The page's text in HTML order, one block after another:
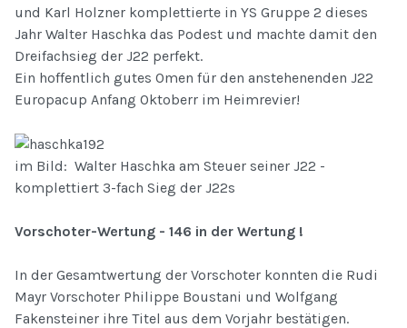
und Karl Holzner komplettierte in YS Gruppe 2 dieses
Jahr Walter Haschka das Podest und machte damit den
Dreifachsieg der J22 perfekt.
Ein hoffentlich gutes Omen für den anstehenenden J22
Europacup Anfang Oktoberr im Heimrevier!
im Bild: Walter Haschka am Steuer seiner J22 -
komplettiert 3-fach Sieg der J22s
Vorschoter-Wertung - 146 in der Wertung !
In der Gesamtwertung der Vorschoter konnten die Rudi
Mayr Vorschoter Philippe Boustani und Wolfgang
Fakensteiner ihre Titel aus dem Vorjahr bestätigen.